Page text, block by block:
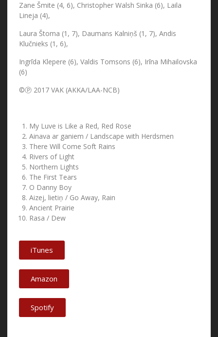
Zane Šmite (4, 6), Christopher Walsh Sinka (6), Laila
Lineja (4),
Laura Štoma (1, 7), Daumans Kalniņš (1, 7), Andis
Klučnieks (1, 6),
Ingrīda Klepere (6), Valdis Tomsons (6), Irīna Mihailovska
(6)
©Ⓟ 2017 VAK (AKKA/LAA-NCB)
My Luve is Like a Red, Red Rose
Ainava ar ganiem / Landscape with Herdsmen
There Will Come Soft Rains
Rivers of Light
Northern Lights
The First Tears
O Danny Boy
Aizej, lietiņ / Go Away, Rain
Ancient Prairie
Rasa / Dew
iTunes
Amazon
Spotify